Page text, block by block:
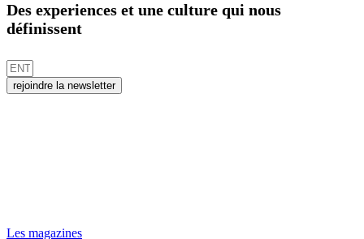
Des experiences et une culture qui nous
définissent
rejoindre la newsletter
Les magazines